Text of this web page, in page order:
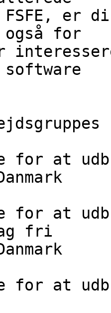
er
for
for at
at
fri
for at